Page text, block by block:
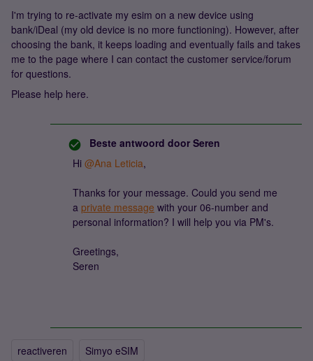
I'm trying to re-activate my esim on a new device using
bank/iDeal (my old device is no more functioning). However, after
choosing the bank, it keeps loading and eventually fails and takes
me to the page where I can contact the customer service/forum
for questions.
Please help here.
Beste antwoord door Seren
Hi @Ana Leticia,
Thanks for your message. Could you send me
a private message with your 06-number and
personal information? I will help you via PM's.
Greetings,
Seren
reactiveren Simyo eSIM